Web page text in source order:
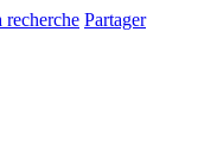
recherche Partager